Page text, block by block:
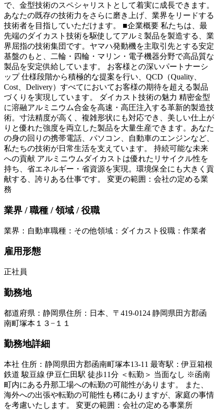
で、金型技術のスペシャリストとして着実に成長できます。
あなたの既存の技術力をさらに磨き上げ、業界をリードする
技術者を目指していただけます。 ■企業概要 私たちは、最
先端のダイカスト技術を駆使してアルミ製品を製造する、業
界屈指の技術集団です。ヤマハ発動機を主取引先とする安定
基盤のもと、二輪・四輪・マリン・電子機器分野で高品質な
製品を安定供給しています。 お客様との深いパートナーシ
ップ 仕様段階から積極的な提案を行い、QCD（Quality、
Cost、Delivery）すべてにおいてお客様の期待を超える製品
づくりを実現しています。 ダイカスト技術の魅力 精密金型
に溶融アルミニウム合金を高速・高圧注入する革新的製造技
術。寸法精度が高く、複雑形状にも対応でき、美しい仕上が
りと優れた強度を両立した製品を大量生産できます。あなた
の身の回りの携帯電話、パソコン、自動車のエンジンなど、
私たちの技術が日常生活を支えています。 持続可能な未来
への貢献 アルミニウムダイカストは優れたリサイクル性を
持ち、省エネルギー・省資源を実現。環境保全にも大きく貢
献する、誇りある仕事です。 変更の範囲：会社の定める業
務
業界 / 職種 / 領域 / 役職
業界 ： 自動車職種 ： その他領域 ： ダイカスト 役職 ： 作業者
雇用形態
正社員
勤務地
都道府県 ： 静岡県住所 ： 日本、〒419-0124 静岡県田方郡函
南町塚本１３−１１
勤務地詳細
本社 住所：静岡県田方郡函南町塚本13-11 最寄駅：伊豆箱根
鉄道 駿豆線 伊豆仁田駅 徒歩11分 ＜転勤＞ 当面なし ※函南
町内にある丹那工場への転勤の可能性があります。 また、
海外への出張や転勤の可能性も稀にありますが、家庭の事情
を考慮いたします。 変更の範囲：会社の定める事業所